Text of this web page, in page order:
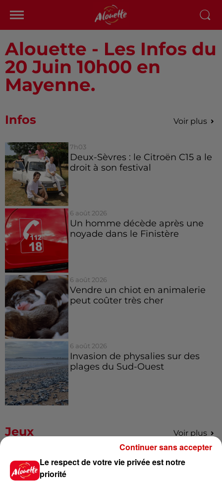
Alouette - Les Infos du
20 Juin 10h00 en
Mayenne.
Infos Voir plus
7h03
Deux-Sèvres : le Citroën C15 a le
droit à son festival
6 août 2026
Un homme décède après une
noyade dans le Finistère
6 août 2026
Vendre un chiot en animalerie
peut coûter très cher
6 août 2026
Invasion de physalies sur des
plages du Sud-Ouest
Jeux Voir plus
Gagnez vos places pour le
Festival du Roi Arthur 2026 !
Le respect de votre vie privée est notre
priorité
Continuer sans accepter